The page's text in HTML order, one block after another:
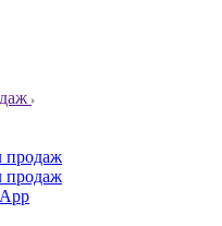
продаж
продаж